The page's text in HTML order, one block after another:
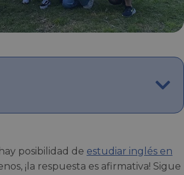
posibilidad de estudiar inglés en
¡la respuesta es afirmativa! Sigue